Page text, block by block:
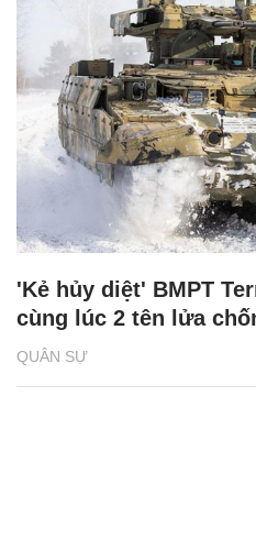
QUÂN SỰ
'Kẻ hủy diệt' BMPT
cùng lúc 2 tên lửa